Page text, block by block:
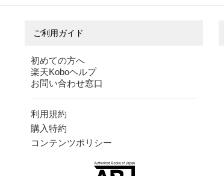
ご利用ガイド
初めての方へ
楽天Koboヘルプ
お問い合わせ窓口
利用規約
購入特約
コンテンツポリシー